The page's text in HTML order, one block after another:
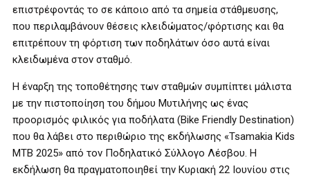
επιστρέφοντάς το σε κάποιο από τα σημεία στάθμευσης,
που περιλαμβάνουν θέσεις κλειδώματος/φόρτισης και θα
επιτρέπουν τη φόρτιση των ποδηλάτων όσο αυτά είναι
κλειδωμένα στον σταθμό.
Η έναρξη της τοποθέτησης των σταθμών συμπίπτει μάλιστα
με την πιστοποίηση του δήμου Μυτιλήνης ως ένας
προορισμός φιλικός για ποδήλατα (Bike Friendly Destination)
που θα λάβει στο περιθώριο της εκδήλωσης «Tsamakia Kids
MTB 2025» από τον Ποδηλατικό Σύλλογο Λέσβου. Η
εκδήλωση θα πραγματοποιηθεί την Κυριακή 22 Ιουνίου στις